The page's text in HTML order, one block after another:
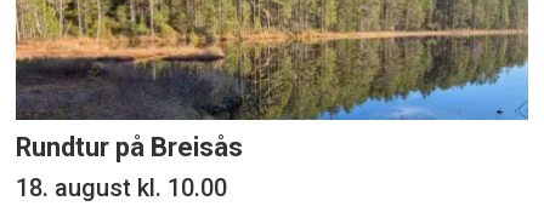
Rundtur på Breisås
18. august kl. 10.00